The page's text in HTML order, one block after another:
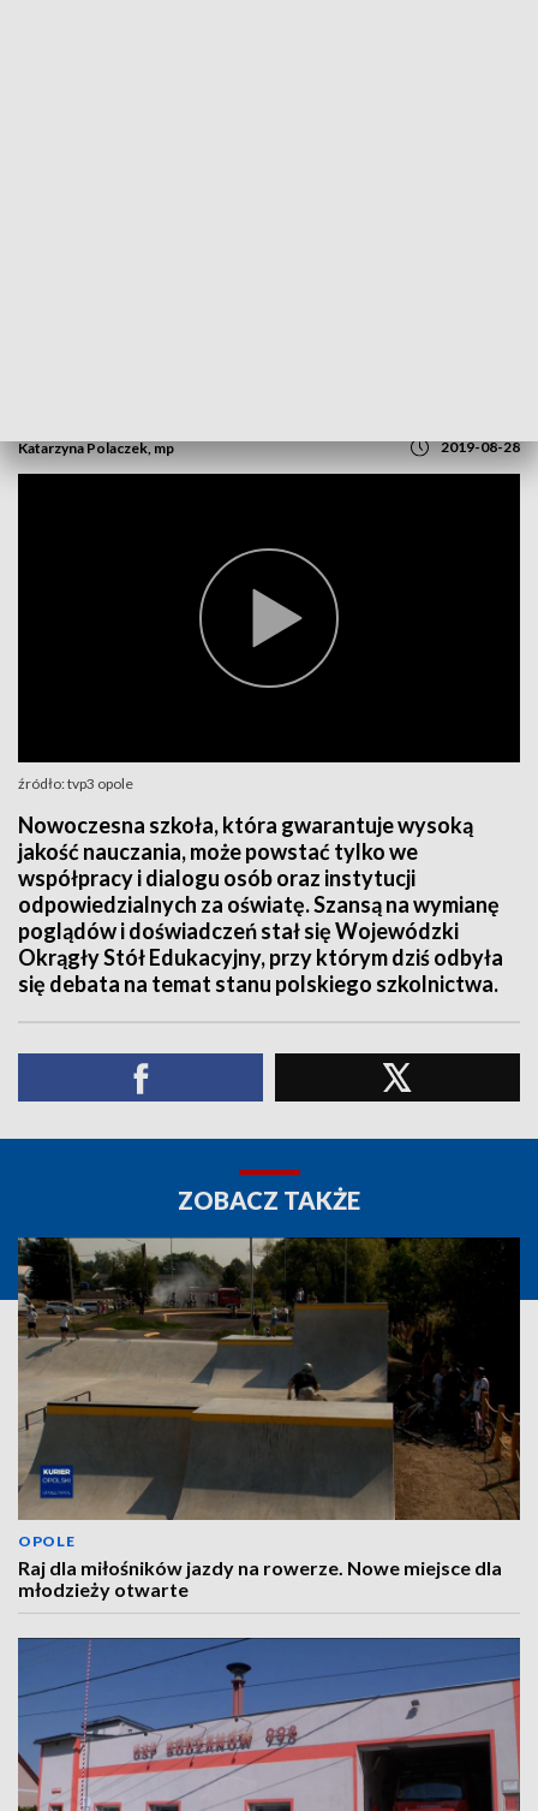
Katarzyna Polaczek, mp 2019-08-28
źródło: tvp3 opole
Nowoczesna szkoła, która gwarantuje wysoką
jakość nauczania, może powstać tylko we
współpracy i dialogu osób oraz instytucji
odpowiedzialnych za oświatę. Szansą na wymianę
poglądów i doświadczeń stał się Wojewódzki
Okrągły Stół Edukacyjny, przy którym dziś odbyła
się debata na temat stanu polskiego szkolnictwa.
ZOBACZ TAKŻE
OPOLE
Raj dla miłośników jazdy na rowerze. Nowe miejsce dla
młodzieży otwarte